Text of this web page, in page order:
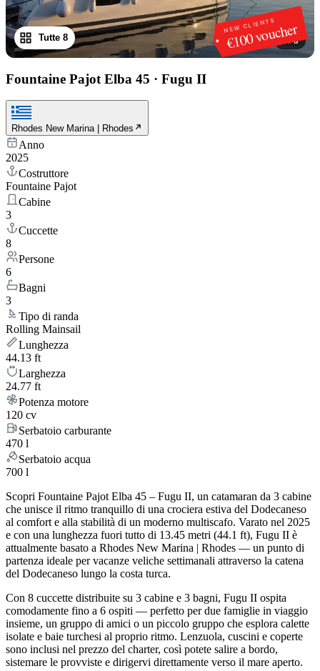
NEW CLIENTS
€100 voucher
1 /8
Tutte 8
Fountaine Pajot Elba 45 · Fugu II
Rhodes New Marina | Rhodes
Anno
2025
Costruttore
Fountaine Pajot
Cabine
3
Cuccette
8
Persone
6
Bagni
3
Tipo di randa
Rolling Mainsail
Lunghezza
44.13 ft
Larghezza
24.77 ft
Potenza motore
120 cv
Serbatoio carburante
470 l
Serbatoio acqua
700 l
Scopri Fountaine Pajot Elba 45 – Fugu II, un catamaran da 3 cabine
che unisce il ritmo tranquillo di una crociera estiva del Dodecaneso
al comfort e alla stabilità di un moderno multiscafo. Varato nel 2025
e con una lunghezza fuori tutto di 13.45 metri (44.1 ft), Fugu II è
attualmente basato a Rhodes New Marina | Rhodes — un punto di
partenza ideale per vacanze veliche settimanali attraverso la catena
del Dodecaneso lungo la costa turca.
Con 8 cuccette distribuite su 3 cabine e 3 bagni, Fugu II ospita
comodamente fino a 6 ospiti — perfetto per due famiglie in viaggio
insieme, un gruppo di amici o un piccolo gruppo che esplora calette
isolate e baie turchesi al proprio ritmo. Lenzuola, cuscini e coperte
sono inclusi nel prezzo del charter, così potete salire a bordo,
sistemare le provviste e dirigervi direttamente verso il mare aperto.